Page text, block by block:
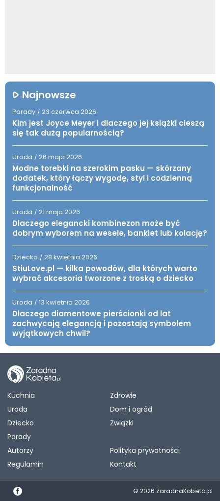
Najnowsze
Porady / 23 czerwca 2026
Kim jest Joyce Meyer i dlaczego jej książki cieszą
się tak dużą popularnością?
Uroda / 26 maja 2026
Modne torebki na szerokim pasku — skórzany
dodatek, który łączy wygodę, styl i codzienną
funkcjonalność
Uroda / 21 maja 2026
Dlaczego elegancki kombinezon może być
dobrym wyborem na wesele, bankiet lub kolację?
Dziecko / 28 kwietnia 2026
StiuLove.pl — kilka powodów, dla których warto
wybrać akcesoria tworzone z troską o dziecko
Uroda / 13 kwietnia 2026
Dlaczego diamentowe pierścionki od lat
zachwycają elegancją i pozostają symbolem
wyjątkowych chwil?
Kuchnia
Zdrowie
Uroda
Dom i ogród
Dziecko
Związki
Porady
Autorzy
Polityka prywatności
Regulamin
Kontakt
© 2026 ZaradnaKobieta.pl